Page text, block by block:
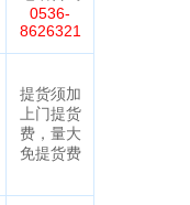
0536-
8626321
提货须加
上门提货
费，量大
免提货费